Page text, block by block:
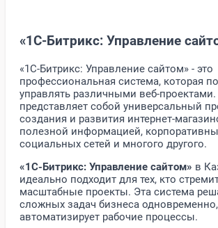
«1С-Битрикс: Управление
«1С-Битрикс: Управление сайтом» - это
профессиональная система, которая
управлять различными веб-
представляет собой универсальный
создания и развития интернет-
полезной информацией,
социальных сетей и многого другого.
«1C-Битрикс: Управление сайтом» в
идеально подходит для тех, кто
масштабные проекты. Эта система
сложных задач бизнеса одновременно,
автоматизирует рабочие процессы.